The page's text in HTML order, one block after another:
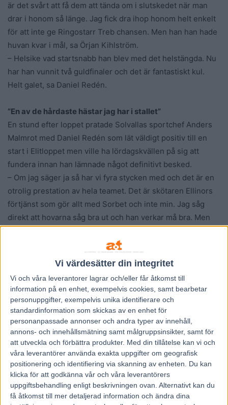
Vi värdesätter din integritet
Vi och våra leverantorer lagrar och/eller får åtkomst till
information på en enhet, exempelvis cookies, samt bearbetar
personuppgifter, exempelvis unika identifierare och
standardinformation som skickas av en enhet för
personanpassade annonser och andra typer av innehåll,
annons- och innehållsmätning samt målgruppsinsikter, samt för
att utveckla och förbättra produkter. Med din tillåtelse kan vi och
våra leverantörer använda exakta uppgifter om geografisk
positionering och identifiering via skanning av enheten. Du kan
klicka för att godkänna vår och våra leverantörers
uppgiftsbehandling enligt beskrivningen ovan. Alternativt kan du
få åtkomst till mer detaljerad information och ändra dina
är det svårt att få dem att tända om i slutskedet när man
drar i honom så länge. Jag fick dra ihop honom helt enkelt
för att inte ge Ringostarr Treb chansen. Men han han hade
huvan kvar i mål, sa Örjan Kihlström.
– Helsike vad startsnabb han blev med det helstängda. Nu
har han vunnit två guldfinaler och det är fantastiskt kul.
Helt galet, sa Daniel Redén.
”En av de hårdaste hästar jag har i stallet”
En stund efter loppet pratade Solvallas sportchef Anders
Malmrot med Daniel Redén som lät väldigt positiv till en
start i Elitloppet men ville ha lördagskvällen på sig att
fundera innan han lämnade något definitivt besked.
– Om jag säger ja så har vi fyra stycken med och det är en
otrolig prestation av hela teamet. Det är skötaren Ellinors
förtjänst som gör allt med Sorbet och inte min. Jag såg
direkt att hovarna såg bra ut och han verkar må bra. Men
Örjan drog inte huvan heller så jag har en positiv känsla att
– Sorbet är så bra nu att han hänger med i alla
sammanhang och kan säkert ta sig till final och ta en en bit
av kakan där, sa Örjan Kihlström.
Därmed är det i så fall två platser kvar i Elitloppet att bjuda
in för Anders Malmrot innan spårlottningen äger rum
klockan 17.30 på söndagen.
Favoritfall i V75-inledningen
Det blev favoritfall i V75-inledningen där Nobel Amok inte
orkade från ledningen. Han fick visserligen en dryg
förstakurva i tredjespår och det kostade 1.09 första